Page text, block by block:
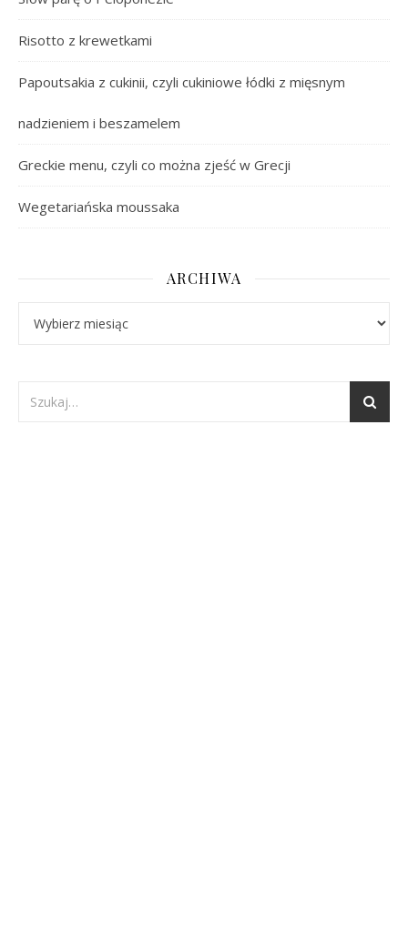
Risotto z krewetkami
Papoutsakia z cukinii, czyli cukiniowe łódki z mięsnym
nadzieniem i beszamelem
Greckie menu, czyli co można zjeść w Grecji
Wegetariańska moussaka
ARCHIWA